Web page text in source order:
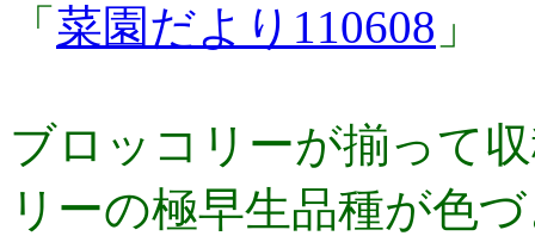
「 菜園だより110608 」
ブロッコリーが揃って
リーの極早生品種が色